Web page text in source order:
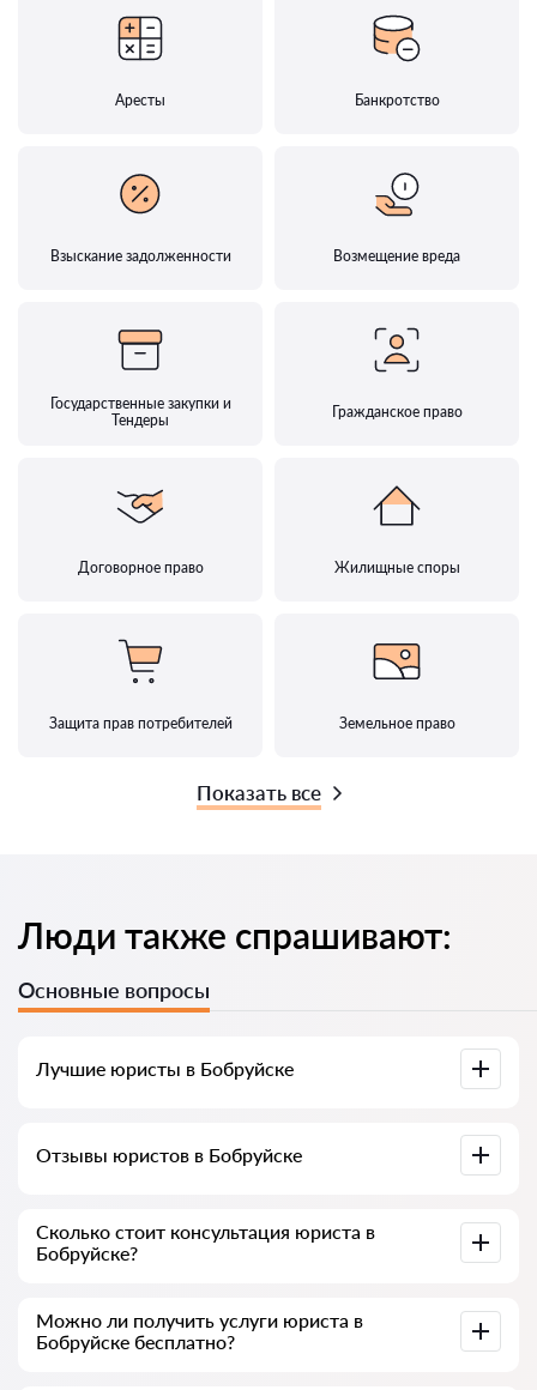
Аресты Банкротство
Взыскание задолженности Возмещение вреда
Государственные закупки и
Тендеры
Гражданское право
Договорное право Жилищные споры
Защита прав потребителей Земельное право
Показать все
Люди также спрашивают:
Основные вопросы
Лучшие юристы в Бобруйске
полной информацией. Цены, отзывы, номер телефона и
Отзывы юристов в Бобруйске
мы не удаляем отрицательные отзывы и нет
возможности накрутить его.
Сколько стоит консультация юриста в
Бобруйске?
рублей и выше (цены могут меняться от сложности
вопроса и формы ответа)
Можно ли получить услуги юриста в
Бобруйске бесплатно?